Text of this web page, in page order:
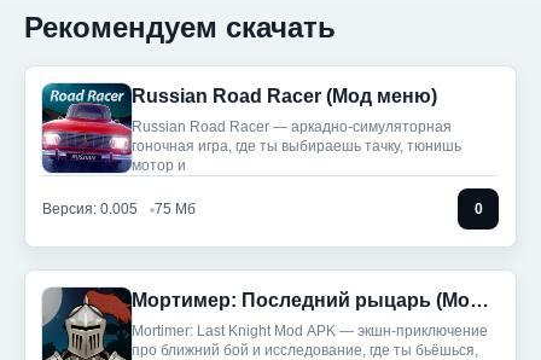
Рекомендуем скачать
Russian Road Racer (Мод меню)
Russian Road Racer — аркадно-симуляторная
гоночная игра, где ты выбираешь тачку, тюнишь
мотор и
Версия: 0.005 75 Мб 0
Мортимер: Последний рыцарь (Мод, Много денег)
Mortimer: Last Knight Mod APK — экшн-приключение
про ближний бой и исследование, где ты бьёшься,